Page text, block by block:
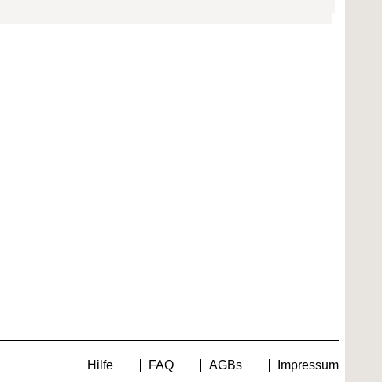
Hilfe FAQ AGBs Impressum